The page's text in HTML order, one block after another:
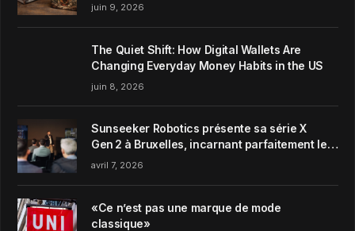
juin 9, 2026
The Quiet Shift: How Digital Wallets Are
Changing Everyday Money Habits in the US
juin 8, 2026
Sunseeker Robotics présente sa série X
Gen 2 à Bruxelles, incarnant parfaitement le
concept de Garden Harmony de la marque
avril 7, 2026
«Ce n’est pas une marque de mode
classique»